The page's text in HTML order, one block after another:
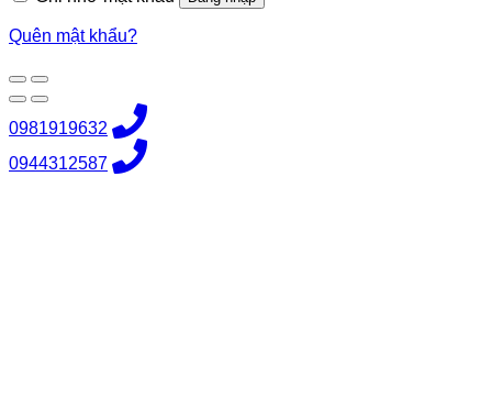
Quên mật khẩu?
0981919632
0944312587